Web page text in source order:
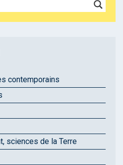
contemporains
sciences de la Terre